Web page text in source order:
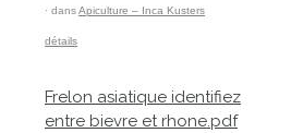
· dansApiculture – Inca Kusters
détails
Frelon asiatique identifiez
entre bievre et rhone.pdf